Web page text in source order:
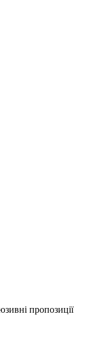
пропозиції